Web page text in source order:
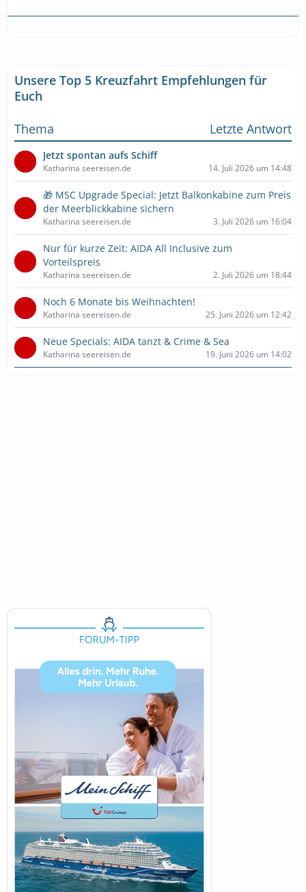
Unsere Top 5 Kreuzfahrt Empfehlungen für
Euch
Thema
Letzte Antwort
Jetzt spontan aufs Schiff
Katharina seereisen.de 14. Juli 2026 um 14:48
🎁 MSC Upgrade Special: Jetzt Balkonkabine zum Preis
der Meerblickkabine sichern
Katharina seereisen.de 3. Juli 2026 um 16:04
Nur für kurze Zeit: AIDA All Inclusive zum
Vorteilspreis
Katharina seereisen.de 2. Juli 2026 um 18:44
Noch 6 Monate bis Weihnachten!
Katharina seereisen.de 25. Juni 2026 um 12:42
Neue Specials: AIDA tanzt & Crime & Sea
Katharina seereisen.de 19. Juni 2026 um 14:02